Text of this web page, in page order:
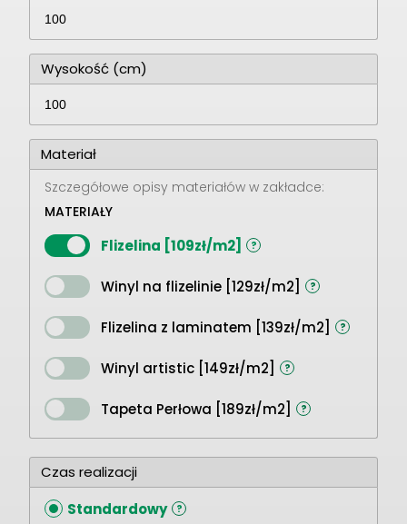
Wysokość (cm)
Materiał
Szczegółowe opisy materiałów w zakładce:
MATERIAŁY
Flizelina [109zł/m2] ?
Winyl na flizelinie [129zł/m2] ?
Flizelina z laminatem [139zł/m2] ?
Winyl artistic [149zł/m2] ?
Tapeta Perłowa [189zł/m2] ?
Czas realizacji
Standardowy
?